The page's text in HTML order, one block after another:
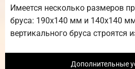
Имеется несколько размеров
бруса: 190х140 мм и 140х140
вертикального бруса строятся
Дополнительные